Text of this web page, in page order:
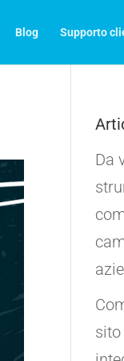
Blog Supporto
Da
sito